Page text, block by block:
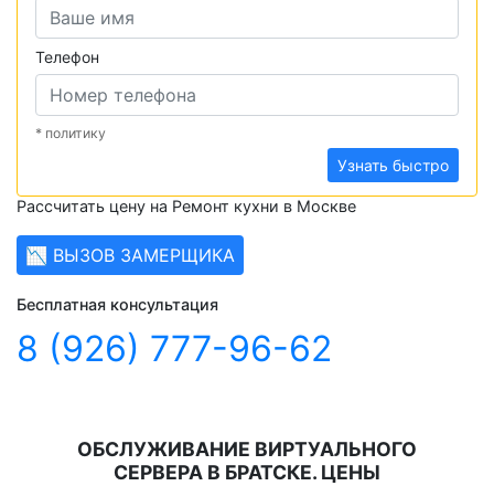
Телефон
* политику
Узнать быстро
Рассчитать цену на Ремонт кухни в Москве
📉 ВЫЗОВ ЗАМЕРЩИКА
Бесплатная консультация
8 (926) 777-96-62
ОБСЛУЖИВАНИЕ ВИРТУАЛЬНОГО
СЕРВЕРА В БРАТСКЕ. ЦЕНЫ